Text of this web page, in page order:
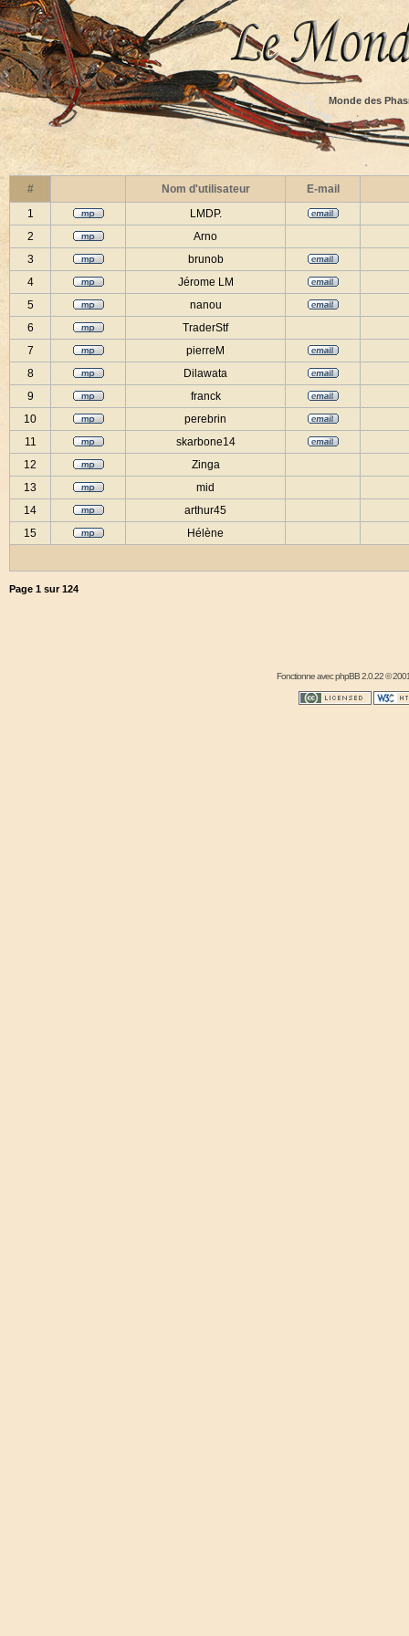
Monde des
# Nom d'utilisateur
E-mail
1
LMDP.
2
Arno
3
brunob
4
Jérome LM
5
nanou
6
TraderStf
7
pierreM
8
Dilawata
9
franck
10
perebrin
11
skarbone14
12
Zinga
13
mid
14
arthur45
15
Hélène
Page 1 sur124
Fonctionne avecphpBB2.0.22 ©